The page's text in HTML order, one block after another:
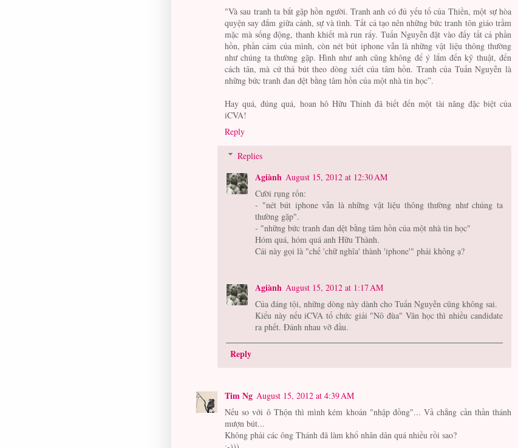
"Và sau tranh ta bắt gặp hồn người. Tranh anh có đủ yếu tố của Thiền, một sự hòa
quyện say đắm giữa cảnh, sự và tình. Tất cả tạo nên những bức tranh tôn giáo trầm
mặc mà sống động, thanh khiết mà run rẩy. Tuấn Nguyễn đặt vào đấy tất cả phần
hồn, phần cảm của mình, còn nét bút iphone vẫn là những vật liệu thông thường
như chúng ta thường gặp. Hình như anh cũng không để ý lắm đến kỹ thuật, đến
cách tân, mà cứ thả bút theo dòng xiết của tâm hồn. Tranh của Tuấn Nguyễn là
những bức tranh đan dệt bằng tâm hồn của một nhà tin học”.
Hay quá, đúng quá, hoan hô Hữu Thỉnh đã biết đến một tài năng đặc biệt của
iCVA!
Reply
Replies
Agiành August 15, 2012 at 12:30 AM
Cười rụng rốn:
- "nét bút iphone vẫn là những vật liệu thông thường như chúng ta
thường gặp".
- "những bức tranh đan dệt bằng tâm hồn của một nhà tin học"
Hóm quá, hóm quá anh Hữu Thành.
Cái này gọi là "chế 'chữ nghĩa' thành 'iphone'" phải không ạ?
Agiành August 15, 2012 at 1:17 AM
Của đáng tội, những dòng này dành cho Tuấn Nguyễn cũng không sai.
Kiểu này nếu iCVA tổ chức giải "Nô đùa" Văn học thì nhiều candidate
ra phết. Đánh nhau vỡ đầu.
Reply
Tim Ng August 15, 2012 at 4:39 AM
Nếu so với ô Thộn thì mình kém khoản "nhập đồng"... Vầ chẳng cần thần thánh
mượn bút...
Không phải các ông Thánh đã làm khổ nhân dân quá nhiều rồi sao?